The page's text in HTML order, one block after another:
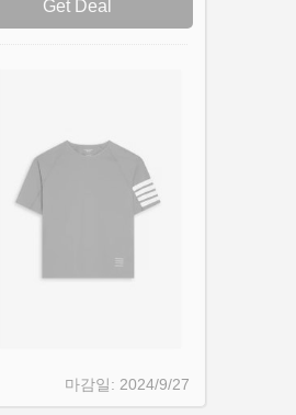
Get Deal
2024/9/27